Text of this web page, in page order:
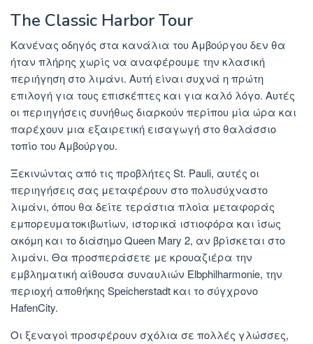
The Classic Harbor Tour
Κανένας οδηγός στα κανάλια του Αμβούργου δεν θα
ήταν πλήρης χωρίς να αναφέρουμε την κλασική
περιήγηση στο λιμάνι. Αυτή είναι συχνά η πρώτη
επιλογή για τους επισκέπτες και για καλό λόγο. Αυτές
οι περιηγήσεις συνήθως διαρκούν περίπου μία ώρα και
παρέχουν μια εξαιρετική εισαγωγή στο θαλάσσιο
τοπίο του Αμβούργου.
Ξεκινώντας από τις προβλήτες St. Pauli, αυτές οι
περιηγήσεις σας μεταφέρουν στο πολυσύχναστο
λιμάνι, όπου θα δείτε τεράστια πλοία μεταφοράς
εμπορευματοκιβωτίων, ιστορικά ιστιοφόρα και ίσως
ακόμη και το διάσημο Queen Mary 2, αν βρίσκεται στο
λιμάνι. Θα προσπεράσετε με κρουαζιέρα την
εμβληματική αίθουσα συναυλιών Elbphilharmonie, την
περιοχή αποθήκης Speicherstadt και το σύγχρονο
HafenCity.
Οι ξεναγοί προσφέρουν σχόλια σε πολλές γλώσσες,